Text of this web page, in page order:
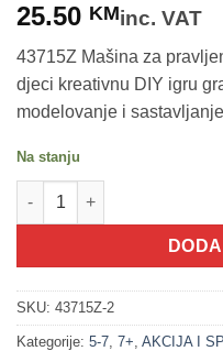
25.50 KMinc. VAT
43715Z Mašina za
djeci kreativnu DIY igru
modelovanje i
Na stanju
200337-2 Mašina za
SKU: 43715Z-2
Kategorije: 5-7 7+ AKCIJA I